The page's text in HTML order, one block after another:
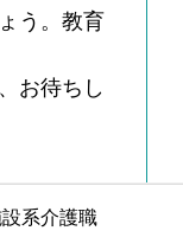
う。教育
お待ちし
系介護職